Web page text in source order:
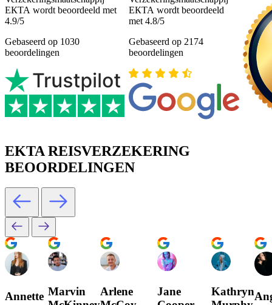
ЕКТА wordt beoordeeld met
4.9/5
Gebaseerd op 1030
beoordelingen
ЕКТА wordt beoordeeld
met 4.8/5
Gebaseerd op 2174
beoordelingen
EKTA REISVERZEKERING
BEOORDELINGEN
Annette Marvin
Arlene
Jane
Kathryn